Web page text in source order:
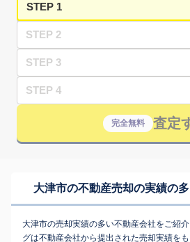
STEP 1
STEP 2
STEP 3
STEP 4
完全無料 査定
大津市の不動産売却の実績の
大津市の売却実績の多い不動産会社をご紹
グは不動産会社から提出された売却実績をも